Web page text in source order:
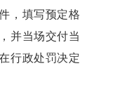
，填写预定格
并当场交付当
行政处罚决定